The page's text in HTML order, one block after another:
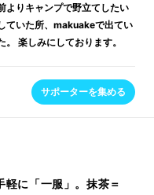
よりキャンプで野立てしたい
ていた所、makuakeで出てい
楽しみにしております。
サポーターを集める
軽に「一服」。抹茶＝